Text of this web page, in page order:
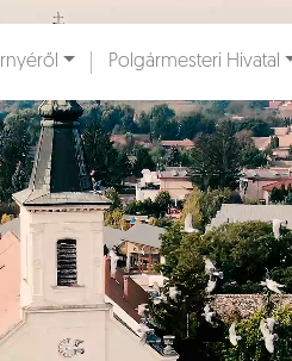
Polgármesteri Hivatal
Dokumentumok []